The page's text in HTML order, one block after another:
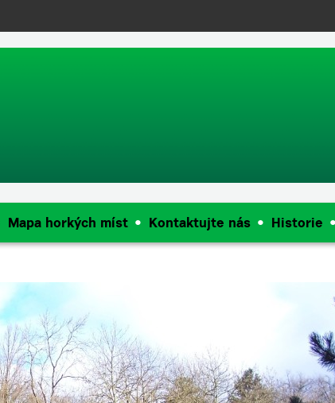
gtag('js', new Date()); gtag('config', 'UA-
Mapa horkých míst Kontaktujte nás Historie